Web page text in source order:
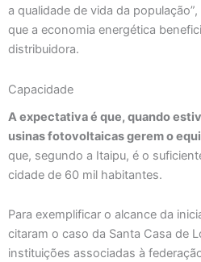
a qualidade de vida da
que a economia energética
distribuidora.
Capacidade
A expectativa é que, quando
usinas fotovoltaicas gerem o
que, segundo a Itaipu, é o
cidade de 60 mil habitantes.
Para exemplificar o alcance da
citaram o caso da Santa Casa de
instituições associadas à